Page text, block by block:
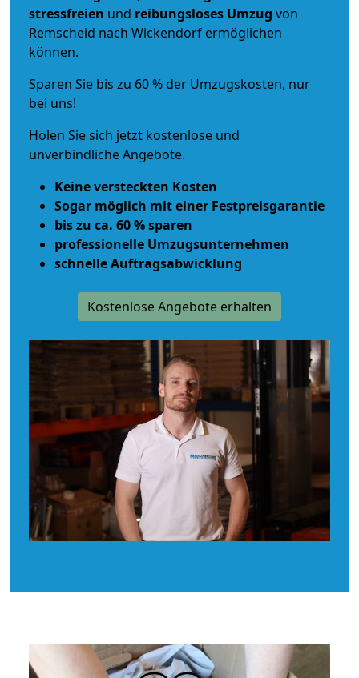
stressfreien und reibungsloses Umzug von
Remscheid nach Wickendorf ermöglichen
können.
Sparen Sie bis zu 60 % der Umzugskosten, nur
bei uns!
Holen Sie sich jetzt kostenlose und
unverbindliche Angebote.
Keine versteckten Kosten
Sogar möglich mit einer Festpreisgarantie
bis zu ca. 60 % sparen
professionelle Umzugsunternehmen
schnelle Auftragsabwicklung
Kostenlose Angebote erhalten